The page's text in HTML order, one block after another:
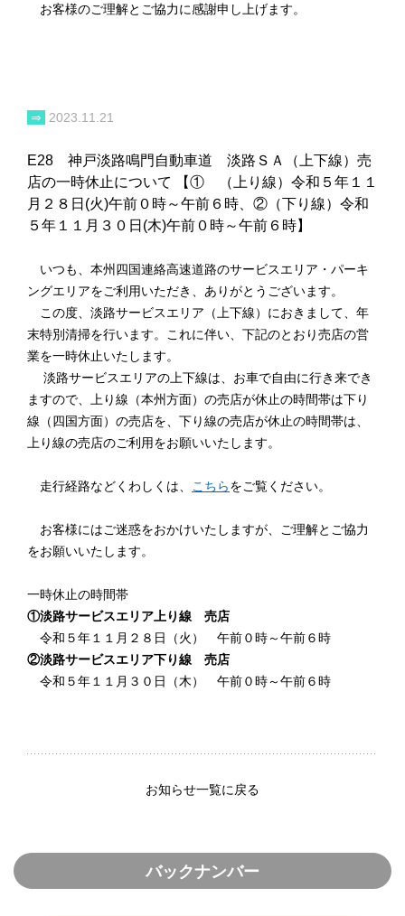
お客様のご理解とご協力に感謝申し上げます。
⇒ 2023.11.21
E28 神戸淡路鳴門自動車道 淡路ＳＡ（上下線）売
店の一時休止について 【① （上り線）令和５年１１
月２８日(火)午前０時～午前６時、②（下り線）令和
５年１１月３０日(木)午前０時～午前６時】
いつも、本州四国連絡高速道路のサービスエリア・パーキ
ングエリアをご利用いただき、ありがとうございます。
この度、淡路サービスエリア（上下線）におきまして、年
末特別清掃を行います。これに伴い、下記のとおり売店の営
業を一時休止いたします。
淡路サービスエリアの上下線は、お車で自由に行き来でき
ますので、上り線（本州方面）の売店が休止の時間帯は下り
線（四国方面）の売店を、下り線の売店が休止の時間帯は、
上り線の売店のご利用をお願いいたします。
走行経路などくわしくは、 こちらをご覧ください。
お客様にはご迷惑をおかけいたしますが、ご理解とご協力
をお願いいたします。
一時休止の時間帯
①淡路サービスエリア上り線 売店
令和５年１１月２８日（火） 午前０時～午前６時
②淡路サービスエリア下り線 売店
令和５年１１月３０日（木） 午前０時～午前６時
お知らせ一覧に戻る
バックナンバー